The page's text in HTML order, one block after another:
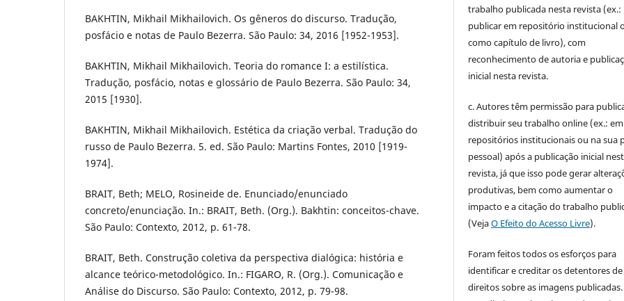
BAKHTIN, Mikhail Mikhailovich. Os gêneros do discurso. Tradução,
posfácio e notas de Paulo Bezerra. São Paulo: 34, 2016 [1952-1953].
BAKHTIN, Mikhail Mikhailovich. Teoria do romance I: a estilística.
Tradução, posfácio, notas e glossário de Paulo Bezerra. São Paulo: 34,
2015 [1930].
BAKHTIN, Mikhail Mikhailovich. Estética da criação verbal. Tradução do
russo de Paulo Bezerra. 5. ed. São Paulo: Martins Fontes, 2010 [1919-
1974].
BRAIT, Beth; MELO, Rosineide de. Enunciado/enunciado
concreto/enunciação. In.: BRAIT, Beth. (Org.). Bakhtin: conceitos-chave.
São Paulo: Contexto, 2012, p. 61-78.
BRAIT, Beth. Construção coletiva da perspectiva dialógica: história e
alcance teórico-metodológico. In.: FIGARO, R. (Org.). Comunicação e
Análise do Discurso. São Paulo: Contexto, 2012, p. 79-98.
trabalho publicada nesta revista (ex.:
publicar em repositório institucional
como capítulo de livro), com
reconhecimento de autoria e
inicial nesta revista.
c. Autores têm permissão para
distribuir seu trabalho online (ex.: em
repositórios institucionais ou na sua
pessoal) após a publicação inicial
revista, já que isso pode gerar
produtivas, bem como aumentar o
impacto e a citação do trabalho
(VejaO Efeito do Acesso Livre).
Foram feitos todos os esforços para
identificar e creditar os detentores de
direitos sobre as imagens publicadas.